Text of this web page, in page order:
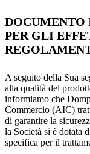
DOCUMENTO
PER GLI
A seguito della Sua
alla qualità del
informiamo che
Commercio (AIC)
di garantire la
la Società si è dotata
specifica per il